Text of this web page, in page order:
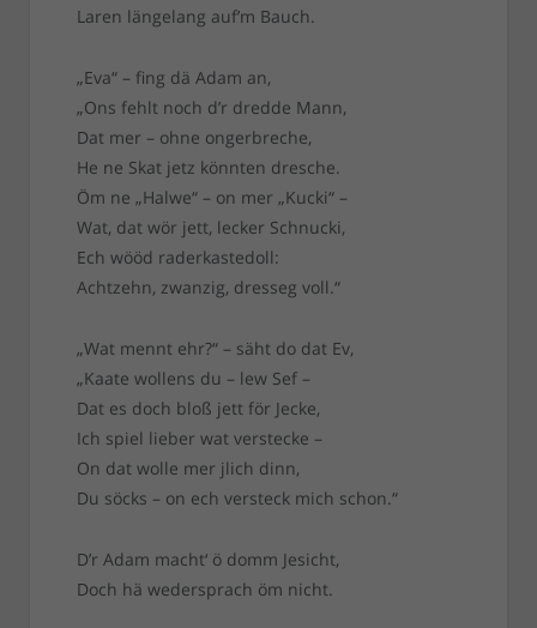
Laren längelang auf’m Bauch.
„Eva“ – fing dä Adam an,
„Ons fehlt noch d’r dredde Mann,
Dat mer – ohne ongerbreche,
He ne Skat jetz könnten dresche.
Öm ne „Halwe“ – on mer „Kucki“ –
Wat, dat wör jett, lecker Schnucki,
Ech wööd raderkastedoll:
Achtzehn, zwanzig, dresseg voll.“
„Wat mennt ehr?“ – säht do dat Ev,
„Kaate wollens du – lew Sef –
Dat es doch bloß jett för Jecke,
Ich spiel lieber wat verstecke –
On dat wolle mer jlich dinn,
Du söcks – on ech versteck mich schon.“
D’r Adam macht‘ ö domm Jesicht,
Doch hä wedersprach öm nicht.